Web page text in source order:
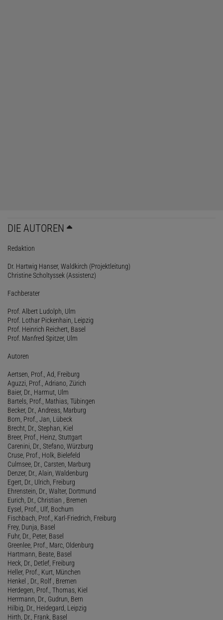
DIE AUTOREN
Redaktion
Dr. Hartwig Hanser, Waldkirch (Projektleitung)
Christine Scholtyssek (Assistenz)
Fachberater
Prof. Albert Ludolph, Ulm
Prof. Lothar Pickenhain, Leipzig
Prof. Heinrich Reichert, Basel
Prof. Manfred Spitzer, Ulm
Autoren
Aertsen, Prof., Ad, Freiburg
Aguzzi, Prof., Adriano, Zürich
Baier, Dr., Harmut, Ulm
Bartels, Prof., Mathias, Tübingen
Becker, Dr., Andreas, Marburg
Born, Prof., Jan, Lübeck
Brecht, Dr., Stephan, Kiel
Breer, Prof., Heinz, Stuttgart
Carenini, Dr., Stefano, Würzburg
Cruse, Prof., Holk, Bielefeld
Culmsee, Dr., Carsten, Marburg
Denzer, Dr., Alain, Waldenburg
Egert, Dr., Ulrich, Freiburg
Ehrenstein, Dr., Walter, Dortmund
Eurich, Dr., Christian , Bremen
Eysel, Prof., Ulf, Bochum
Fischbach, Prof., Karl-Friedrich, Freiburg
Frey, Dunja, Basel
Fuhr, Dr., Peter, Basel
Greenlee, Prof., Marc, Oldenburg
Hartmann, Beate, Basel
Heck, Dr., Detlef, Freiburg
Heller, Prof., Kurt, München
Henkel , Dr., Rolf , Bremen
Herdegen, Prof., Thomas, Kiel
Herrmann, Dr., Gudrun, Bern
Hilbig, Dr., Heidegard, Leipzig
Hirth, Dr., Frank, Basel